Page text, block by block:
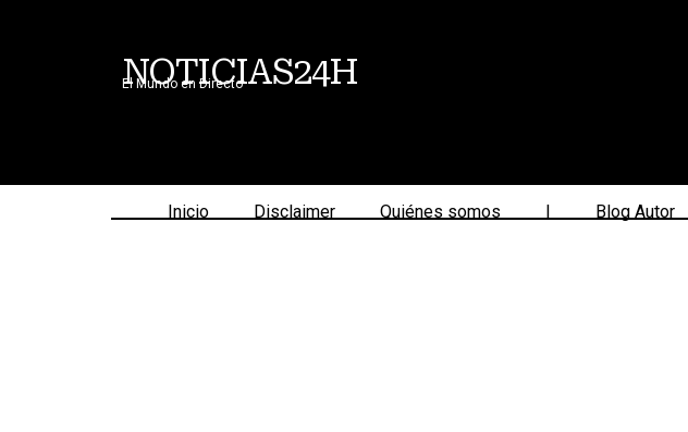
NOTICIAS24H
El Mundo en Directo
Inicio Disclaimer Quiénes somos | Blog Autor